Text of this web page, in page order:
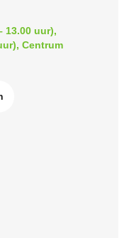
13.00 uur),
Centrum